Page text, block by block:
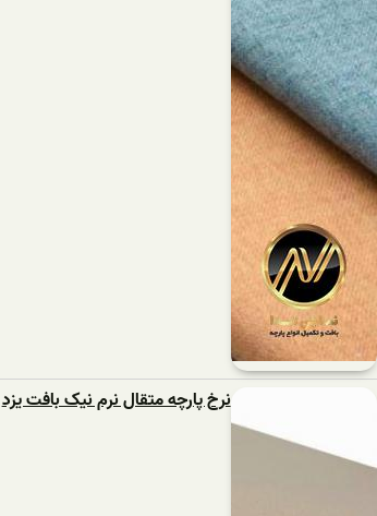
نرخ پارچه متقال نرم نیک بافت یزد